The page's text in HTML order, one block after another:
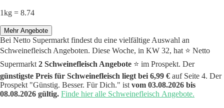
1kg = 8.74
Mehr Angebote
Bei Netto Supermarkt findest du eine vielfältige Auswahl an
Schweinefleisch Angeboten. Diese Woche, in KW 32, hat ⭐️ Netto
Supermarkt 2 Schweinefleisch Angebote ⭐️ im Prospekt. Der
günstigste Preis für Schweinefleisch liegt bei 6,99 € auf Seite 4. Der
Prospekt "Günstig. Besser. Für Dich." ist vom 03.08.2026 bis
08.08.2026 gültig. Finde hier alle Schweinefleisch Angebote.